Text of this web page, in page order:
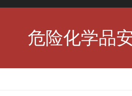
危险化学品